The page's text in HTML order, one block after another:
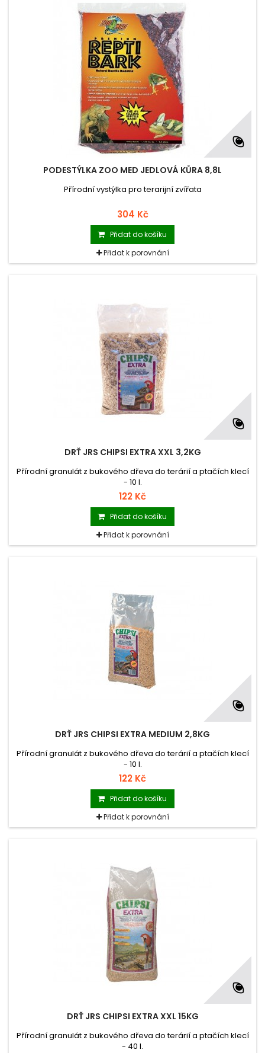
PODESTÝLKA ZOO MED JEDLOVÁ KŮRA 8,8L
Přírodní vystýlka pro terarijní zvířata
304 Kč
Přidat do košíku
Přidat k porovnání
DRŤ JRS CHIPSI EXTRA XXL 3,2KG
Přírodní granulát z bukového dřeva do terárií a ptačích klecí
- 10 l.
122 Kč
Přidat do košíku
Přidat k porovnání
DRŤ JRS CHIPSI EXTRA MEDIUM 2,8KG
Přírodní granulát z bukového dřeva do terárií a ptačích klecí
- 10 l.
122 Kč
Přidat do košíku
Přidat k porovnání
DRŤ JRS CHIPSI EXTRA XXL 15KG
Přírodní granulát z bukového dřeva do terárií a ptačích klecí
- 40 l.